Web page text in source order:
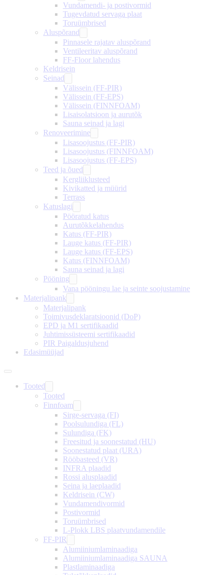
Vundamendi- ja postivormid
Tugevdatud servaga plaat
Toruümbrised
Aluspõrand
Pinnasele rajatav aluspõrand
Ventileeritav aluspõrand
FF-Floor lahendus
Keldrisein
Seinad
Välissein (FF-PIR)
Välissein (FF-EPS)
Välissein (FINNFOAM)
Lisaisolatsioon ja aurutõk
Sauna seinad ja lagi
Renoveerimine
Lisasoojustus (FF-PIR)
Lisasoojustus (FINNFOAM)
Lisasoojustus (FF-EPS)
Teed ja õued
Kergliiklusteed
Kivikatted ja müürid
Terrass
Katuslagi
Pööratud katus
Aurutõkkelahendus
Katus (FF-PIR)
Lauge katus (FF-PIR)
Lauge katus (FF-EPS)
Katus (FINNFOAM)
Sauna seinad ja lagi
Pööning
Vana pööningu lae ja seinte soojustamine
Materjalipank
Materjalipank
Toimivusdeklaratsioonid (DoP)
EPD ja M1 sertifikaadid
Juhtimissüsteemi sertifikaadid
PIR Paigaldusjuhend
Edasimüüjad
Tooted
Tooted
Finnfoam
Sirge-servaga (FI)
Poolsulundiga (FL)
Sulundiga (FK)
Freesitud ja soonestatud (HU)
Soonestatud plaat (URA)
Rööbasteed (VR)
INFRA plaadid
Rossi alusplaadid
Seina ja laeplaadid
Keldrisein (CW)
Vundamendivormid
Postivormid
Toruümbrised
L-Plokk LBS plaatvundamendile
FF-PIR
Alumiiniumlaminaadiga
Alumiiniumlaminaadiga SAUNA
Plastlaminaadiga